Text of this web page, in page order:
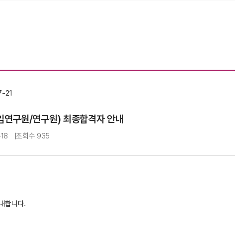
21
연구원/연구원) 최종합격자 안내
조회수 935
합니다.